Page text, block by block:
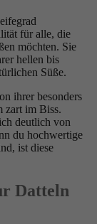
für alle, die
möchten. Sie
hellen bis
Süße.
ihrer besonders
zart im Biss.
deutlich von
du hochwertige
ist diese
Datteln